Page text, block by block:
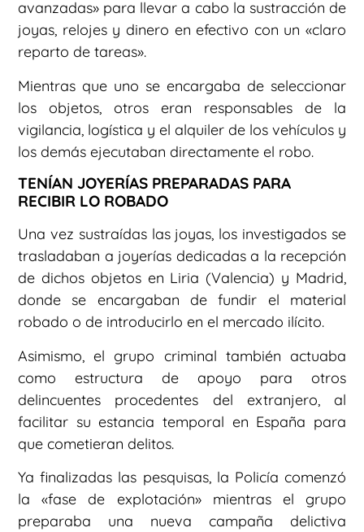
avanzadas» para llevar a cabo la sustracción de
joyas, relojes y dinero en efectivo con un «claro
reparto de tareas».
Mientras que uno se encargaba de seleccionar
los objetos, otros eran responsables de la
vigilancia, logística y el alquiler de los vehículos y
los demás ejecutaban directamente el robo.
TENÍAN JOYERÍAS PREPARADAS PARA
RECIBIR LO ROBADO
Una vez sustraídas las joyas, los investigados se
trasladaban a joyerías dedicadas a la recepción
de dichos objetos en Liria (Valencia) y Madrid,
donde se encargaban de fundir el material
robado o de introducirlo en el mercado ilícito.
Asimismo, el grupo criminal también actuaba
como estructura de apoyo para otros
delincuentes procedentes del extranjero, al
facilitar su estancia temporal en España para
que cometieran delitos.
Ya finalizadas las pesquisas, la Policía comenzó
la «fase de explotación» mientras el grupo
preparaba una nueva campaña delictiva